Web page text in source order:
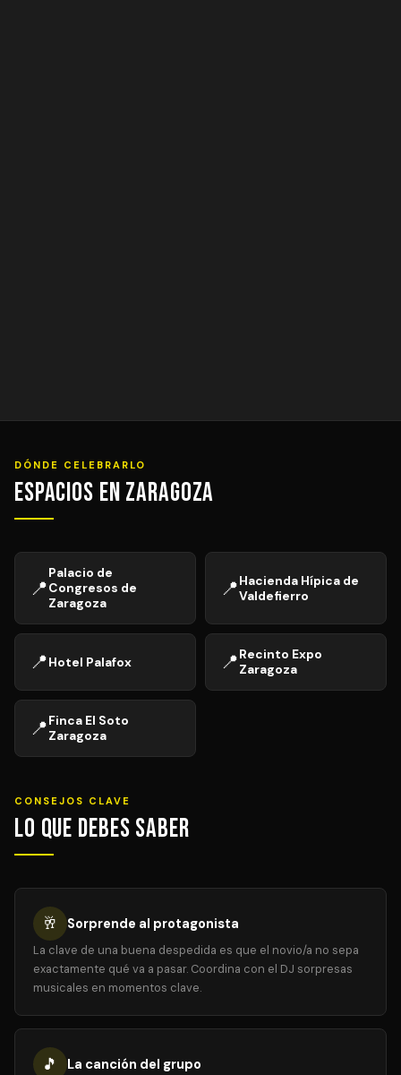
DÓNDE CELEBRARLO
Espacios en Zaragoza
📍
Palacio de
Congresos de
Zaragoza
📍Hacienda Hípica de
Valdefierro
📍Hotel Palafox 📍Recinto Expo
Zaragoza
📍Finca El Soto
Zaragoza
CONSEJOS CLAVE
Lo que debes saber
🥂 Sorprende al protagonista
La clave de una buena despedida es que el novio/a no sepa
exactamente qué va a pasar. Coordina con el DJ sorpresas
musicales en momentos clave.
🎵 La canción del grupo